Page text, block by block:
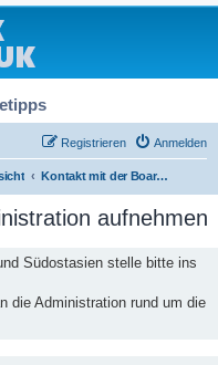
Anmelden
Registrieren
Kontakt mit der Board-Administration aufnehmen
aufnehmen
Südostasien stelle bitte ins
die Administration rund um die